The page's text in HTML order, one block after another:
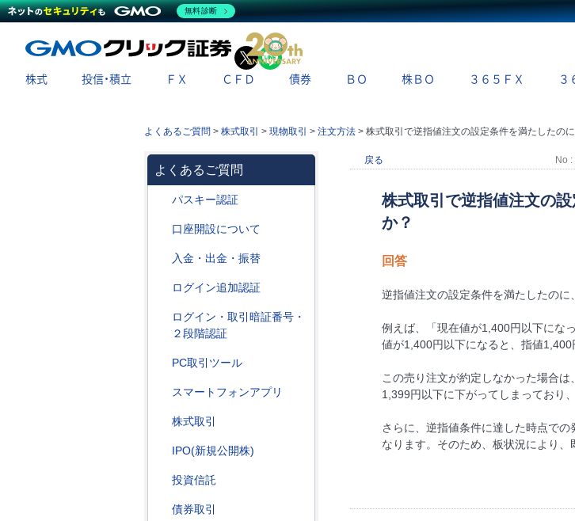
X
株式 投信・積立 ＦＸ ＣＦＤ 債券 ＢＯ 株ＢＯ ３６５ＦＸ ３
よくあるご質問 > 株式取引 > 現物取引 > 注文方法 > 株式取引で逆指値注文の設定条件を満たしたの
よくあるご質問
パスキー認証
口座開設について
入金・出金・振替
ログイン追加認証
ログイン・取引暗証番号・
２段階認証
PC取引ツール
スマートフォンアプリ
株式取引
IPO(新規公開株)
投資信託
債券取引
戻る No
株式取引で逆指値注文の
か？
回答
逆指値注文の設定条件を満たしたのに
例えば、「現在値が1,400円以下にな
値が1,400円以下になると、指値1,400
この売り注文が約定しなかった場合
1,399円以下に下がってしまっており
さらに、逆指値条件に達した時点で
なります。そのため、板状況により、
無料診断